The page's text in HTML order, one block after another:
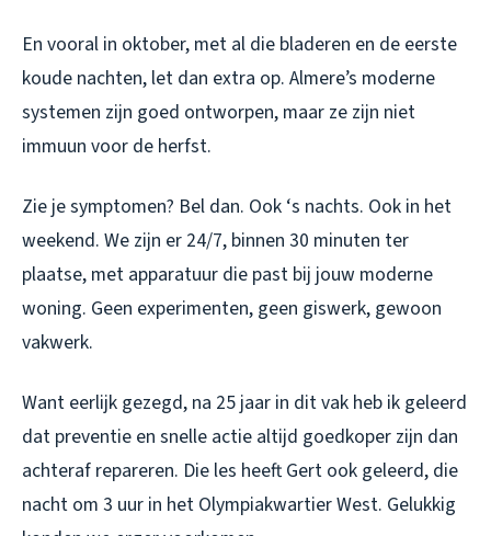
En vooral in oktober, met al die bladeren en de eerste
koude nachten, let dan extra op. Almere’s moderne
systemen zijn goed ontworpen, maar ze zijn niet
immuun voor de herfst.
Zie je symptomen? Bel dan. Ook ‘s nachts. Ook in het
weekend. We zijn er 24/7, binnen 30 minuten ter
plaatse, met apparatuur die past bij jouw moderne
woning. Geen experimenten, geen giswerk, gewoon
vakwerk.
Want eerlijk gezegd, na 25 jaar in dit vak heb ik geleerd
dat preventie en snelle actie altijd goedkoper zijn dan
achteraf repareren. Die les heeft Gert ook geleerd, die
nacht om 3 uur in het Olympiakwartier West. Gelukkig